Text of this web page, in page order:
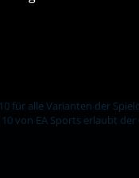
Spielszenen.
bleibt.
ins Aus laufen. Zudem
einem sicheren Torerfolg
fehlen in einer
entsprechend erweiterte
für alle Varianten der
von EA Sports erlaubt